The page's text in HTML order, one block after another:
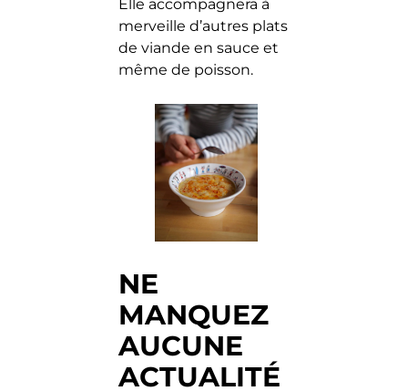
Elle accompagnera à
merveille d’autres plats
de viande en sauce et
même de poisson.
NE
MANQUEZ
AUCUNE
ACTUALITÉ